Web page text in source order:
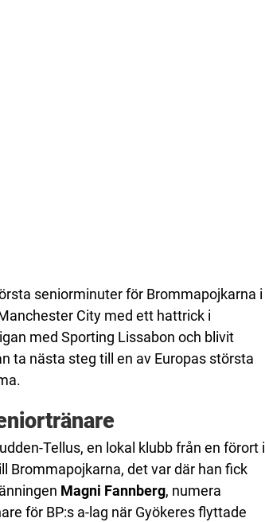
seniorminuter för Brommapojkarna i
City med ett hattrick i
med Sporting Lissabon och blivit
ta nästa steg till en av Europas största
Tellus, en lokal klubb från en förort i
Brommapojkarna, det var där han fick
Magni Fannberg, numera
för BP:s a-lag när Gyökeres flyttade